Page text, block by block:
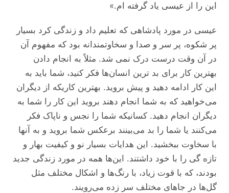
این را از عیسی یاد گرفته ام.»
عیسی در مورد پادشاهی که تعلیم داد و زندگی کرد بسیار
پر شکوه، پر سر و صدا و سخاوتمندانه بود که مفهوم آن
در آن وقت درست درک نمی شد. مثلاً به انجام دادن
بهترین کار برای بد ترین انسان‌ها فکر کنید، شما باید به
این کار ادامه دهید و پیش بروید. بهترین کاریکه از دیگران
می‌خواهید که به شما انجام دهند بروید این کار را شما به
دیگران انجام دهید. کسانیکه شما را نجس و ناپاک فکر
می‌کنند یا شما را بد می‌بینند برعکس شما بروید و به آنها
با سخاوت ببخشید. این هدایات بسیار نو و کیفیت بهار و
تازه گی را با خود داشتند. این‌ها همه در مورد زندگی جدید
بودند، که با قوت زیاد، با رنگ‌ها و اشکال مختلف مثل
گل‌ها در جاهای مختلف سر زده می‌رویند.